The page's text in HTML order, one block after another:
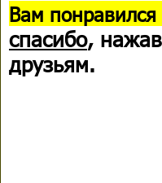
Вам
спасибо,
друзьям.